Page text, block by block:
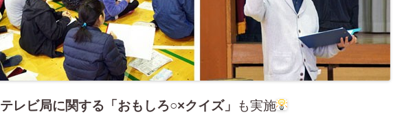
テレビ局に関する「おもしろ○×クイズ」 も実施